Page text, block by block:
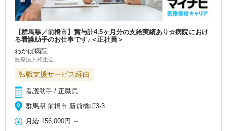
【群馬県／前橋市】賞与計4.5ヶ月分の支給実績あり☆病院におけ
る看護助手のお仕事です♪＜正社員＞
わかば病院
医療法人相生会
転職支援サービス経由
看護助手 / 正職員
群馬県 前橋市 新前橋町3-3
月給 156,000円 ～